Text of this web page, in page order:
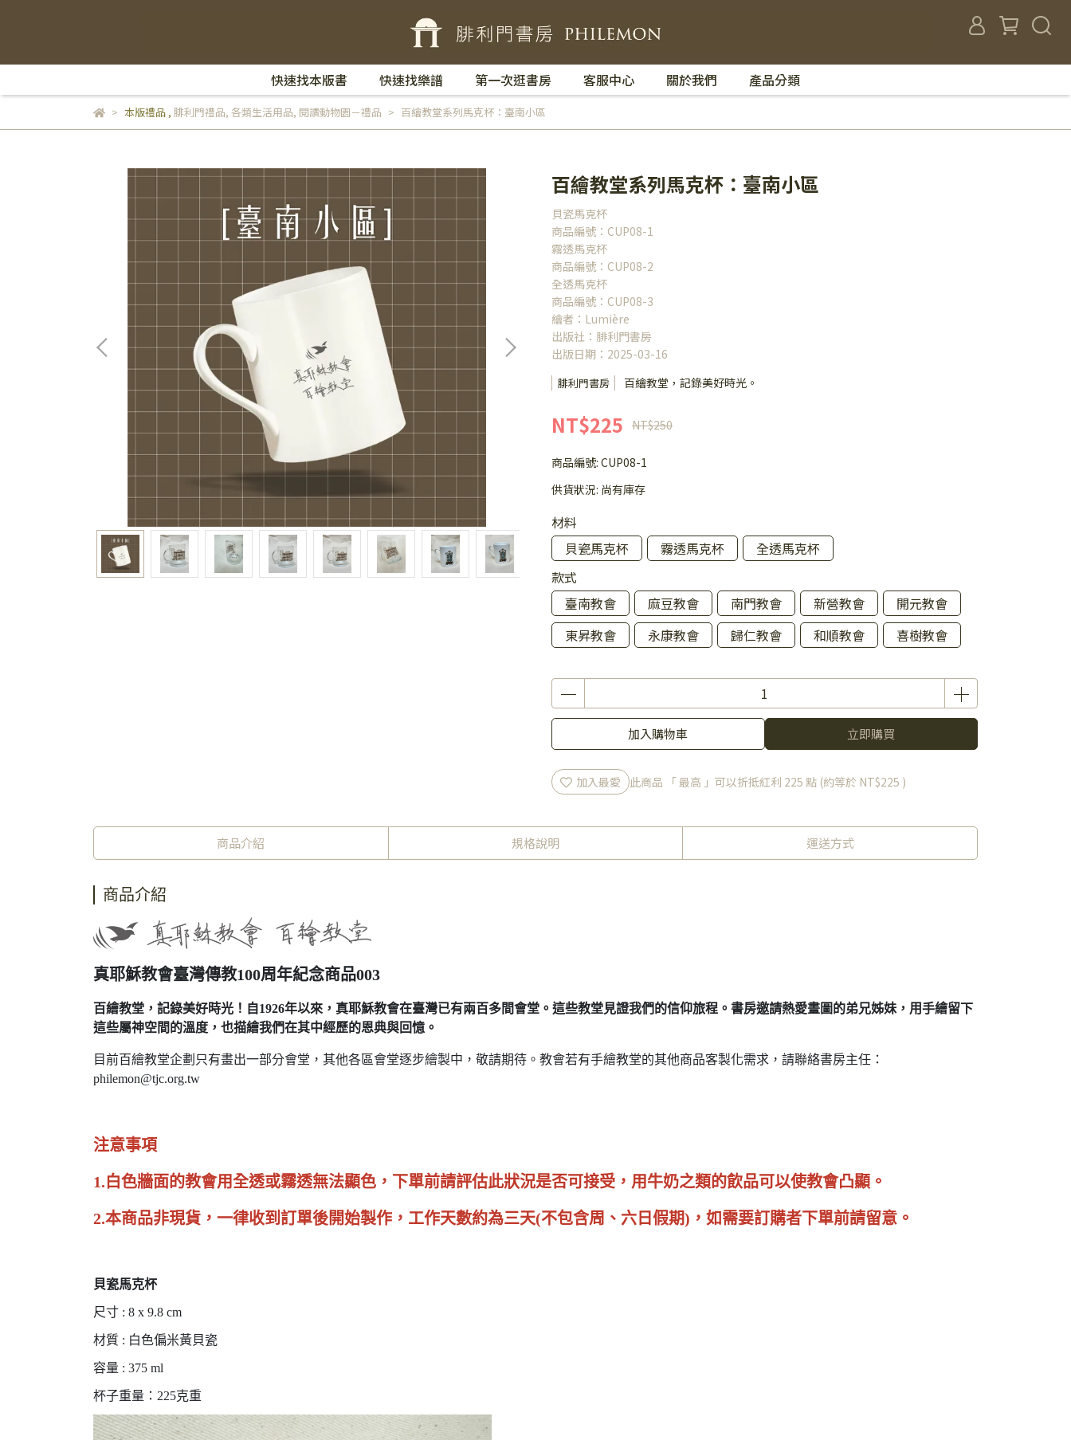
快速找本版書 快速找樂譜 第一次逛書房 客服中心 關於我們 產品分類
本版禮品, 腓利門禮品, 各類生活用品, 閱讀動物園－禮品 百繪教堂系列馬克杯：臺南小區
百繪教堂系列馬克杯：臺南小區
貝瓷馬克杯
商品編號：CUP08-1
霧透馬克杯
商品編號：CUP08-2
全透馬克杯
商品編號：CUP08-3
繪者：Lumière
出版社：腓利門書房
出版日期：2025-03-16
腓利門書房 百繪教堂，記錄美好時光。
NT$225 NT$250
商品編號: CUP08-1
供貨狀況: 尚有庫存
材料
貝瓷馬克杯
霧透馬克杯
全透馬克杯
款式
臺南教會
麻豆教會 南門教會 新營教會
開元教會
東昇教會
永康教會 歸仁教會 和順教會 喜樹教會
加入購物車 立即購買
加入最愛 此商品 「 最高 」可以折抵紅利 225 點 (約等於 NT$225 )
商品介紹 規格說明 運送方式
商品介紹
真耶穌教會臺灣傳教100周年紀念商品003
百繪教堂，記錄美好時光！自1926年以來，真耶穌教會在臺灣已有兩百多間會堂。這些教堂見證我們的信仰旅程。書房邀請熱愛畫圖的弟兄姊妹，用手繪留下
這些屬神空間的溫度，也描繪我們在其中經歷的恩典與回憶。
目前百繪教堂企劃只有畫出一部分會堂，其他各區會堂逐步繪製中，敬請期待。教會若有手繪教堂的其他商品客製化需求，請聯絡書房主任：
philemon@tjc.org.tw
注意事項
1.白色牆面的教會用全透或霧透無法顯色，下單前請評估此狀況是否可接受，用牛奶之類的飲品可以使教會凸顯。
2.本商品非現貨，一律收到訂單後開始製作，工作天數約為三天(不包含周、六日假期)，如需要訂購者下單前請留意。
貝瓷馬克杯
尺寸 : 8 x 9.8 cm
材質 : 白色偏米黃貝瓷
容量 : 375 ml
杯子重量：225克重